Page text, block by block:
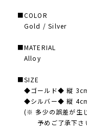
■COLOR
Gold / Silver
■MATERIAL
Alloy
■SIZE
◆ゴールド◆ 縦
◆シルバー◆ 縦
(※ 多少の誤差が生じ
予めご了承下さ